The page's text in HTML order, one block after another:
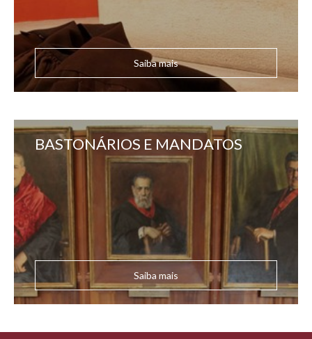
Saiba mais
BASTONÁRIOS E MANDATOS
Saiba mais